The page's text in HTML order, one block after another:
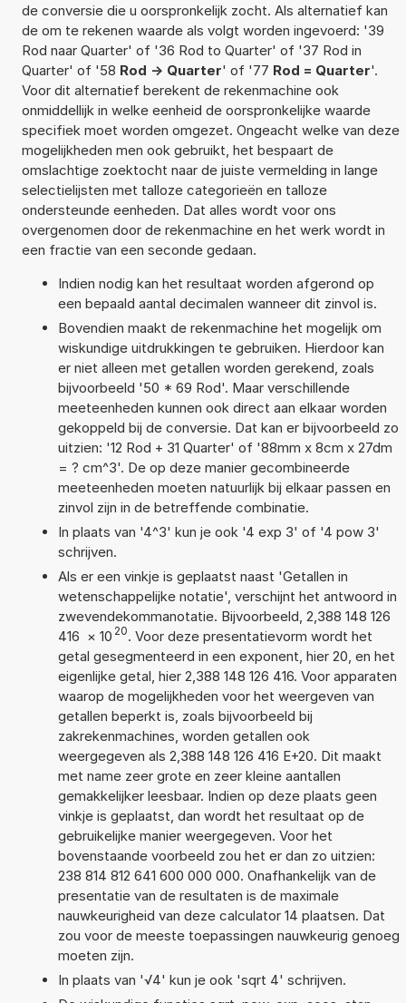
de conversie die u oorspronkelijk zocht. Als alternatief kan
de om te rekenen waarde als volgt worden ingevoerd: '39
Rod naar Quarter' of '36 Rod to Quarter' of '37 Rod in
Quarter' of '58 Rod -> Quarter' of '77 Rod = Quarter'.
Voor dit alternatief berekent de rekenmachine ook
onmiddellijk in welke eenheid de oorspronkelijke waarde
specifiek moet worden omgezet. Ongeacht welke van deze
mogelijkheden men ook gebruikt, het bespaart de
omslachtige zoektocht naar de juiste vermelding in lange
selectielijsten met talloze categorieën en talloze
ondersteunde eenheden. Dat alles wordt voor ons
overgenomen door de rekenmachine en het werk wordt in
een fractie van een seconde gedaan.
Indien nodig kan het resultaat worden afgerond op
een bepaald aantal decimalen wanneer dit zinvol is.
Bovendien maakt de rekenmachine het mogelijk om
wiskundige uitdrukkingen te gebruiken. Hierdoor kan
er niet alleen met getallen worden gerekend, zoals
bijvoorbeeld '50 * 69 Rod'. Maar verschillende
meeteenheden kunnen ook direct aan elkaar worden
gekoppeld bij de conversie. Dat kan er bijvoorbeeld zo
uitzien: '12 Rod + 31 Quarter' of '88mm x 8cm x 27dm
= ? cm^3'. De op deze manier gecombineerde
meeteenheden moeten natuurlijk bij elkaar passen en
zinvol zijn in de betreffende combinatie.
In plaats van '4^3' kun je ook '4 exp 3' of '4 pow 3'
schrijven.
Als er een vinkje is geplaatst naast 'Getallen in
wetenschappelijke notatie', verschijnt het antwoord in
zwevendekommanotatie. Bijvoorbeeld, 2,388 148 126
416 × 10 20. Voor deze presentatievorm wordt het
getal gesegmenteerd in een exponent, hier 20, en het
eigenlijke getal, hier 2,388 148 126 416. Voor apparaten
waarop de mogelijkheden voor het weergeven van
getallen beperkt is, zoals bijvoorbeeld bij
zakrekenmachines, worden getallen ook
weergegeven als 2,388 148 126 416 E+20. Dit maakt
met name zeer grote en zeer kleine aantallen
gemakkelijker leesbaar. Indien op deze plaats geen
vinkje is geplaatst, dan wordt het resultaat op de
gebruikelijke manier weergegeven. Voor het
bovenstaande voorbeeld zou het er dan zo uitzien:
238 814 812 641 600 000 000. Onafhankelijk van de
presentatie van de resultaten is de maximale
nauwkeurigheid van deze calculator 14 plaatsen. Dat
zou voor de meeste toepassingen nauwkeurig genoeg
moeten zijn.
In plaats van '√4' kun je ook 'sqrt 4' schrijven.